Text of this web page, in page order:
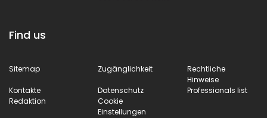
Find us
Sitemap Zugänglichkeit
Rechtliche
Hinweise
Kontakte
Datenschutz
Professionals list
Redaktion
Cookie
Einstellungen